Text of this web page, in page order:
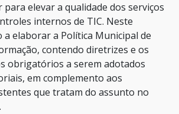
elevar a qualidade dos serviços
internos de TIC. Neste
a elaborar a Política Municipal de
contendo diretrizes e os
obrigatórios a serem adotados
em complemento aos
que tratam do assunto no